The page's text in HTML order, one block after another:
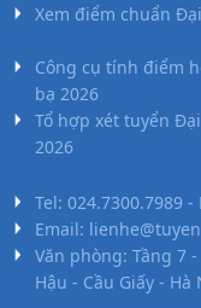
Xem điểm chuẩn
Công cụ tính điểm
bạ 2026
Tổ hợp xét tuyển
2026
Tel: 024.7300.7989
Email:
Văn phòng: Tầng 7
Hậu - Cầu Giấy - Hà